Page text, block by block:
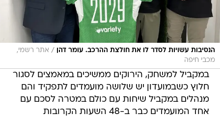
הנסיבות עשויות לסדר לו את חולצת ההרכב. עומר דהן / אתר רשמי,
מכבי חיפה
במקביל למשחק, הירוקים ממשיכים במאמצים לסגור
חלוץ כשבמועדון יש שלושה מועמדים לתפקיד והם
מנהלים במקביל שיחות עם כולם במטרה לסכם עם
אחד המועמדים כבר ב-48 השעות הקרובות